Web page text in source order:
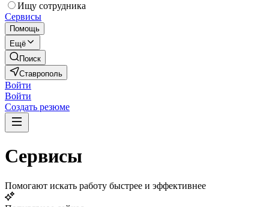
Ищу сотрудника
Сервисы
Помощь
Ещё
Поиск
Ставрополь
Войти
Войти
Создать резюме
Сервисы
Помогают искать работу быстрее и эффективнее